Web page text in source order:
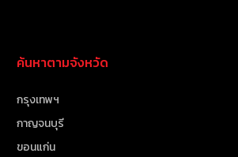
ค้นหาตามจังหวัด
กรุงเทพฯ
กาญจนบุรี
ขอนแก่น